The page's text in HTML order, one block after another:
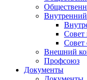
Совет
Внешний
Профсоюз
Документы